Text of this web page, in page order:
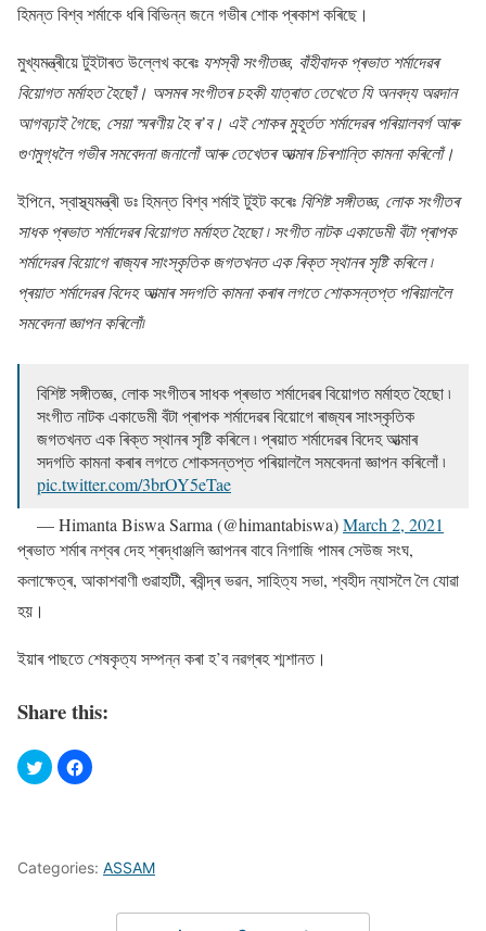
হিমন্ত বিশ্ব শৰ্মাকে ধৰি বিভিন্ন জনে গভীৰ শোক প্ৰকাশ কৰিছে।
মুখ্যমন্ত্ৰীয়ে টুইটাৰত উল্লেখ কৰেঃ যশস্বী সংগীতজ্ঞ, বাঁহীবাদক প্ৰভাত শৰ্মাদেৱৰ
বিয়োগত মৰ্মাহত হৈছোঁ। অসমৰ সংগীতৰ চহকী যাত্ৰাত তেখেতে যি অনবদ্য অৱদান
আগবঢ়াই গৈছে, সেয়া স্মৰণীয় হৈ ৰ’ব। এই শোকৰ মুহূৰ্তত শৰ্মাদেৱৰ পৰিয়ালবৰ্গ আৰু
গুণমুগ্ধলৈ গভীৰ সমবেদনা জনালোঁ আৰু তেখেতৰ আত্মাৰ চিৰশান্তি কামনা কৰিলোঁ।
ইপিনে, স্বাস্থ্যমন্ত্ৰী ডঃ হিমন্ত বিশ্ব শৰ্মাই টুইট কৰেঃ বিশিষ্ট সঙ্গীতজ্ঞ, লোক সংগীতৰ
সাধক প্ৰভাত শৰ্মাদেৱৰ বিয়োগত মৰ্মাহত হৈছো ৷ সংগীত নাটক একাডেমী বঁটা প্ৰাপক
শৰ্মাদেৱৰ বিয়োগে ৰাজ্যৰ সাংস্কৃতিক জগতখনত এক ৰিক্ত স্থানৰ সৃষ্টি কৰিলে ৷
প্ৰয়াত শৰ্মাদেৱৰ বিদেহ আত্মাৰ সদগতি কামনা কৰাৰ লগতে শোকসন্তপ্ত পৰিয়াললৈ
সমবেদনা জ্ঞাপন কৰিলোঁ৷
বিশিষ্ট সঙ্গীতজ্ঞ, লোক সংগীতৰ সাধক প্ৰভাত শৰ্মাদেৱৰ বিয়োগত মৰ্মাহত হৈছো ৷
সংগীত নাটক একাডেমী বঁটা প্ৰাপক শৰ্মাদেৱৰ বিয়োগে ৰাজ্যৰ সাংস্কৃতিক
জগতখনত এক ৰিক্ত স্থানৰ সৃষ্টি কৰিলে ৷ প্ৰয়াত শৰ্মাদেৱৰ বিদেহ আত্মাৰ
সদগতি কামনা কৰাৰ লগতে শোকসন্তপ্ত পৰিয়াললৈ সমবেদনা জ্ঞাপন কৰিলোঁ ৷
pic.twitter.com/3brOY5eTae
— Himanta Biswa Sarma (@himantabiswa)March 2, 2021
প্ৰভাত শৰ্মাৰ নশ্বৰ দেহ শ্ৰদ্ধাঞ্জলি জ্ঞাপনৰ বাবে নিগাজি পামৰ সেউজ সংঘ,
কলাক্ষেত্ৰ, আকাশবাণী গুৱাহাটী, ৰবীন্দ্ৰ ভৱন, সাহিত্য সভা, শ্বহীদ ন্যাসলৈ লৈ যােৱা
হয়।
ইয়াৰ পাছতে শেষকৃত্য সম্পন্ন কৰা হ’ব নৱগ্ৰহ শ্মশানত।
Share this:
Categories: ASSAM